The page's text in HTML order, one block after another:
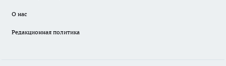
О нас
Редакционная политика